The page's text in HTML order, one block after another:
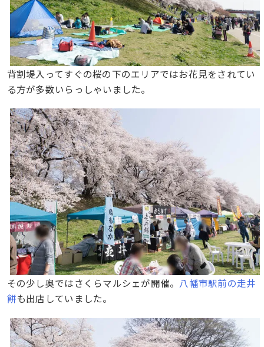
背割堤入ってすぐの桜の下のエリアではお花見をされてい
る方が多数いらっしゃいました。
その少し奥ではさくらマルシェが開催。 八幡市駅前の走井
餅も出店していました。